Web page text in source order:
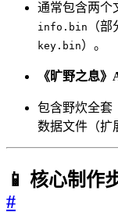
通常包含两个
info.bin
（
key.bin）。
《旷野之息
包含野炊全套
数据文件（扩
📱 核心制作
#